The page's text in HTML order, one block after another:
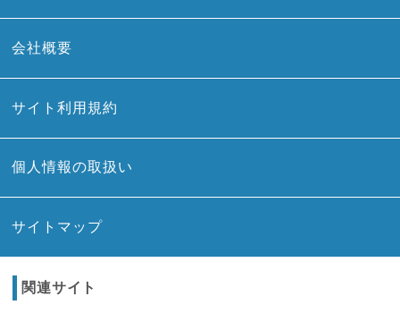
会社概要
サイト利用規約
個人情報の取扱い
サイトマップ
関連サイト